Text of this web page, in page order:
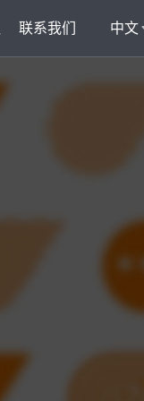
联系我们 中文
外呼机器人VisionIDR
高效转化获客，助力
质检机器人VisionIQA
全量质检&实时告警